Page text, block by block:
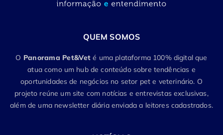
QUEM SOMOS
O Panorama Pet&Vet é uma plataforma 100% digital que
atua como um hub de conteúdo sobre tendências e
oportunidades de negócios no setor pet e veterinário. O
projeto reúne um site com notícias e entrevistas exclusivas,
além de uma newsletter diária enviada a leitores cadastrados.